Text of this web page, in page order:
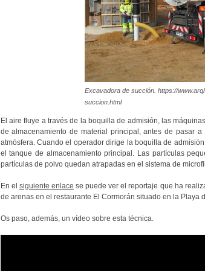
Excavadora de succión. https://
succion.html
El aire fluye a través de la boquilla de admisión, las
de almacenamiento de material principal, antes de pasar
atmósfera. Cuando el operador dirige la boquilla de
el tanque de almacenamiento principal. Las partículas
partículas de polvo quedan atrapadas en el sistema de
En el siguiente enlace se puede ver el reportaje que ha
de arenas en el restaurante El Cormorán situado en la Playa
Os paso, además, un vídeo sobre esta técnica.